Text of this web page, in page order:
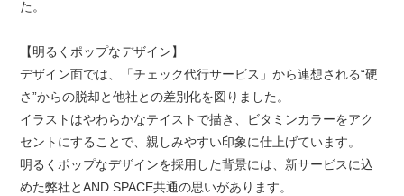
た。
【明るくポップなデザイン】
デザイン面では、「チェック代行サービス」から連想される“硬
さ”からの脱却と他社との差別化を図りました。
イラストはやわらかなテイストで描き、ビタミンカラーをアク
セントにすることで、親しみやすい印象に仕上げています。
明るくポップなデザインを採用した背景には、新サービスに込
めた弊社とAND SPACE共通の思いがあります。